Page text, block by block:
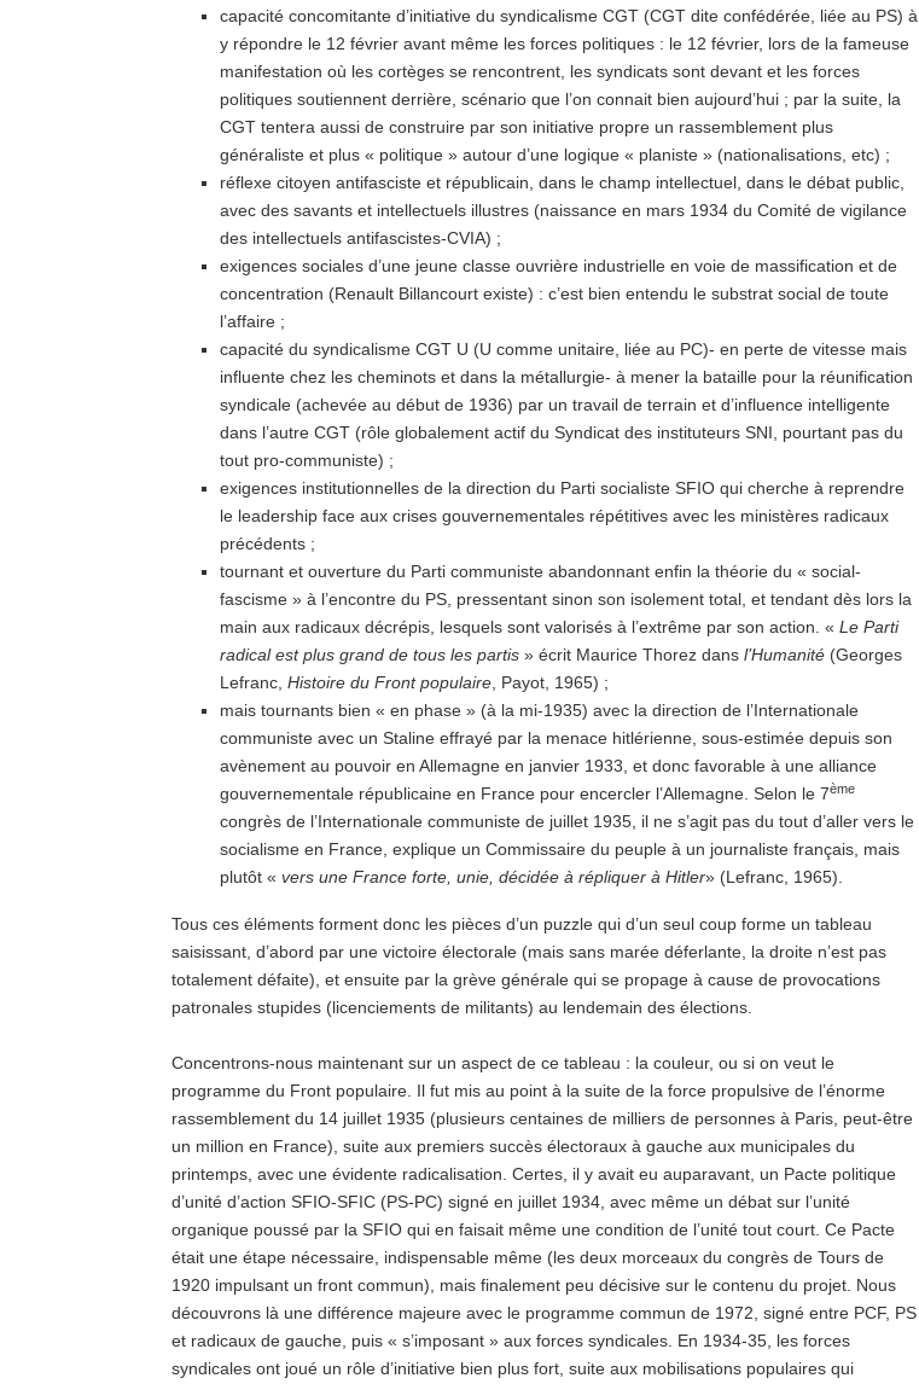
capacité concomitante d’initiative du syndicalisme CGT (CGT dite confédérée, liée au PS) à
y répondre le 12 février avant même les forces politiques : le 12 février, lors de la fameuse
manifestation où les cortèges se rencontrent, les syndicats sont devant et les forces
politiques soutiennent derrière, scénario que l’on connait bien aujourd’hui ; par la suite, la
CGT tentera aussi de construire par son initiative propre un rassemblement plus
généraliste et plus « politique » autour d’une logique « planiste » (nationalisations, etc) ;
réflexe citoyen antifasciste et républicain, dans le champ intellectuel, dans le débat public,
avec des savants et intellectuels illustres (naissance en mars 1934 du Comité de vigilance
des intellectuels antifascistes-CVIA) ;
exigences sociales d’une jeune classe ouvrière industrielle en voie de massification et de
concentration (Renault Billancourt existe) : c’est bien entendu le substrat social de toute
l’affaire ;
capacité du syndicalisme CGT U (U comme unitaire, liée au PC)- en perte de vitesse mais
influente chez les cheminots et dans la métallurgie- à mener la bataille pour la réunification
syndicale (achevée au début de 1936) par un travail de terrain et d’influence intelligente
dans l’autre CGT (rôle globalement actif du Syndicat des instituteurs SNI, pourtant pas du
tout pro-communiste) ;
exigences institutionnelles de la direction du Parti socialiste SFIO qui cherche à reprendre
le leadership face aux crises gouvernementales répétitives avec les ministères radicaux
précédents ;
tournant et ouverture du Parti communiste abandonnant enfin la théorie du « social-
fascisme » à l’encontre du PS, pressentant sinon son isolement total, et tendant dès lors la
main aux radicaux décrépis, lesquels sont valorisés à l’extrême par son action. « Le Parti
radical est plus grand de tous les partis » écrit Maurice Thorez dans l’Humanité (Georges
Lefranc, Histoire du Front populaire, Payot, 1965) ;
mais tournants bien « en phase » (à la mi-1935) avec la direction de l’Internationale
communiste avec un Staline effrayé par la menace hitlérienne, sous-estimée depuis son
avènement au pouvoir en Allemagne en janvier 1933, et donc favorable à une alliance
gouvernementale républicaine en France pour encercler l’Allemagne. Selon le 7ème
congrès de l’Internationale communiste de juillet 1935, il ne s’agit pas du tout d’aller vers le
socialisme en France, explique un Commissaire du peuple à un journaliste français, mais
plutôt « vers une France forte, unie, décidée à répliquer à Hitler» (Lefranc, 1965).
Tous ces éléments forment donc les pièces d’un puzzle qui d’un seul coup forme un tableau
saisissant, d’abord par une victoire électorale (mais sans marée déferlante, la droite n’est pas
totalement défaite), et ensuite par la grève générale qui se propage à cause de provocations
patronales stupides (licenciements de militants) au lendemain des élections.
Concentrons-nous maintenant sur un aspect de ce tableau : la couleur, ou si on veut le
programme du Front populaire. Il fut mis au point à la suite de la force propulsive de l’énorme
rassemblement du 14 juillet 1935 (plusieurs centaines de milliers de personnes à Paris, peut-être
un million en France), suite aux premiers succès électoraux à gauche aux municipales du
printemps, avec une évidente radicalisation. Certes, il y avait eu auparavant, un Pacte politique
d’unité d’action SFIO-SFIC (PS-PC) signé en juillet 1934, avec même un débat sur l’unité
organique poussé par la SFIO qui en faisait même une condition de l’unité tout court. Ce Pacte
était une étape nécessaire, indispensable même (les deux morceaux du congrès de Tours de
1920 impulsant un front commun), mais finalement peu décisive sur le contenu du projet. Nous
découvrons là une différence majeure avec le programme commun de 1972, signé entre PCF, PS
et radicaux de gauche, puis « s’imposant » aux forces syndicales. En 1934-35, les forces
syndicales ont joué un rôle d’initiative bien plus fort, suite aux mobilisations populaires qui